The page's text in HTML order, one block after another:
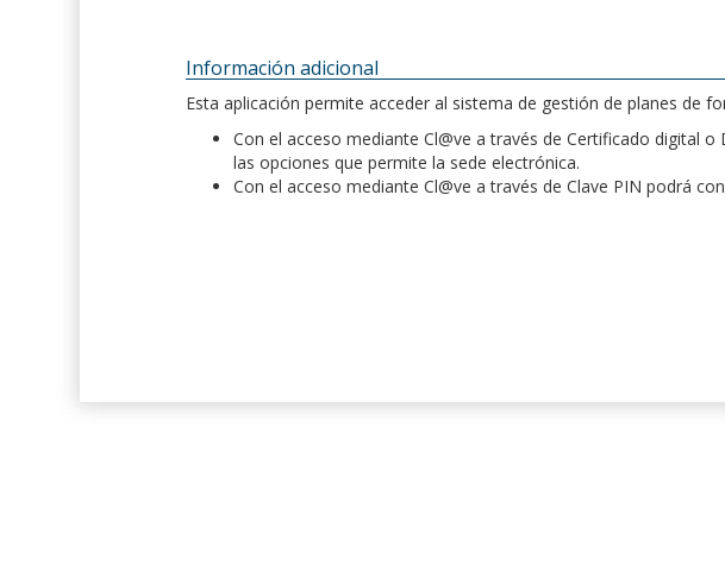
Información adicional
Esta aplicación permite acceder al sistema de gestión de planes de
Con el acceso mediante Cl@ve a través de Certificado digital
las opciones que permite la sede electrónica.
Con el acceso mediante Cl@ve a través de Clave PIN podrá